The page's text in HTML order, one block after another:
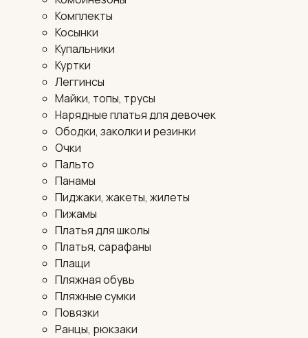
Комплекты
Косынки
Купальники
Куртки
Леггинсы
Майки, топы, трусы
Нарядные платья для девочек
Ободки, заколки и резинки
Очки
Пальто
Панамы
Пиджаки, жакеты, жилеты
Пижамы
Платья для школы
Платья, сарафаны
Плащи
Пляжная обувь
Пляжные сумки
Повязки
Ранцы, рюкзаки